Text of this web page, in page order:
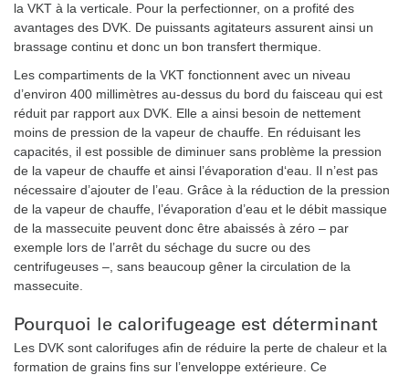
la VKT à la verticale. Pour la perfectionner, on a profité des
avantages des DVK. De puissants agitateurs assurent ainsi un
brassage continu et donc un bon transfert thermique.
Les compartiments de la VKT fonctionnent avec un niveau
d’environ 400 millimètres au-dessus du bord du faisceau qui est
réduit par rapport aux DVK. Elle a ainsi besoin de nettement
moins de pression de la vapeur de chauffe. En réduisant les
capacités, il est possible de diminuer sans problème la pression
de la vapeur de chauffe et ainsi l’évaporation d‘eau. Il n’est pas
nécessaire d’ajouter de l’eau. Grâce à la réduction de la pression
de la vapeur de chauffe, l’évaporation d’eau et le débit massique
de la massecuite peuvent donc être abaissés à zéro – par
exemple lors de l’arrêt du séchage du sucre ou des
centrifugeuses –, sans beaucoup gêner la circulation de la
massecuite.
Pourquoi le calorifugeage est déterminant
Les DVK sont calorifuges afin de réduire la perte de chaleur et la
formation de grains fins sur l’enveloppe extérieure. Ce